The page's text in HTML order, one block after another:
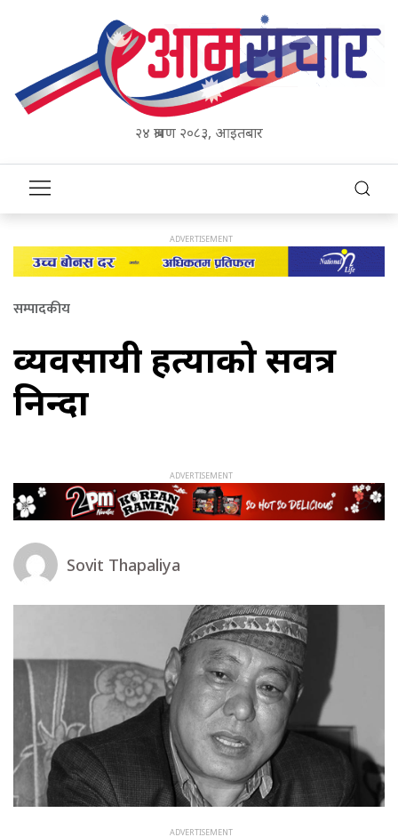
२४ श्रावण २०८३, आइतबार
सम्पादकीय
व्यवसायी हत्याको सर्वत्र
निन्दा
Sovit Thapaliya